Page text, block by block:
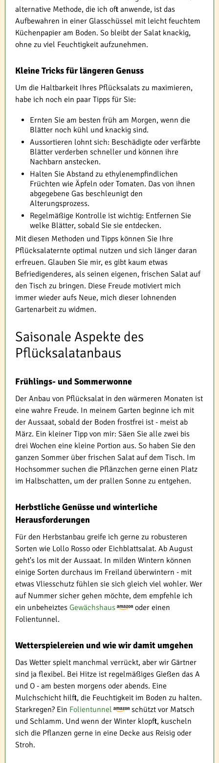
alternative Methode, die ich oft anwende, ist das
Aufbewahren in einer Glasschüssel mit leicht feuchtem
Küchenpapier am Boden. So bleibt der Salat knackig,
ohne zu viel Feuchtigkeit aufzunehmen.
Kleine Tricks für längeren Genuss
Um die Haltbarkeit Ihres Pflücksalats zu maximieren,
habe ich noch ein paar Tipps für Sie:
Ernten Sie am besten früh am Morgen, wenn die
Blätter noch kühl und knackig sind.
Aussortieren lohnt sich: Beschädigte oder verfärbte
Blätter verderben schneller und können ihre
Nachbarn anstecken.
Halten Sie Abstand zu ethylenempfindlichen
Früchten wie Äpfeln oder Tomaten. Das von ihnen
abgegebene Gas beschleunigt den
Alterungsprozess.
Regelmäßige Kontrolle ist wichtig: Entfernen Sie
welke Blätter, sobald Sie sie entdecken.
Mit diesen Methoden und Tipps können Sie Ihre
Pflücksalaternte optimal nutzen und sich länger daran
erfreuen. Glauben Sie mir, es gibt kaum etwas
Befriedigenderes, als seinen eigenen, frischen Salat auf
den Tisch zu bringen. Diese Freude motiviert mich
immer wieder aufs Neue, mich dieser lohnenden
Gartenarbeit zu widmen.
Saisonale Aspekte des
Pflücksalatanbaus
Frühlings- und Sommerwonne
Der Anbau von Pflücksalat in den wärmeren Monaten ist
eine wahre Freude. In meinem Garten beginne ich mit
der Aussaat, sobald der Boden frostfrei ist - meist ab
März. Ein kleiner Tipp von mir: Säen Sie alle zwei bis
drei Wochen eine kleine Portion aus. So haben Sie den
ganzen Sommer über frischen Salat auf dem Tisch. Im
Hochsommer suchen die Pflänzchen gerne einen Platz
im Halbschatten, um der prallen Sonne zu entgehen.
Herbstliche Genüsse und winterliche
Herausforderungen
Für den Herbstanbau greife ich gerne zu robusteren
Sorten wie Lollo Rosso oder Eichblattsalat. Ab August
geht's los mit der Aussaat. In milden Wintern können
einige Sorten durchaus im Freiland überwintern - mit
etwas Vliesschutz fühlen sie sich gleich viel wohler. Wer
auf Nummer sicher gehen möchte, dem empfehle ich
ein unbeheiztes Gewächshaus
oder einen
Folientunnel.
Wetterspielereien und wie wir damit umgehen
Das Wetter spielt manchmal verrückt, aber wir Gärtner
sind ja flexibel. Bei Hitze ist regelmäßiges Gießen das A
und O - am besten morgens oder abends. Eine
Mulchschicht hilft, die Feuchtigkeit im Boden zu halten.
Starkregen? Ein Folientunnel
schützt vor Matsch
und Schlamm. Und wenn der Winter klopft, kuscheln
sich die Pflanzen gerne in eine Decke aus Reisig oder
Stroh.